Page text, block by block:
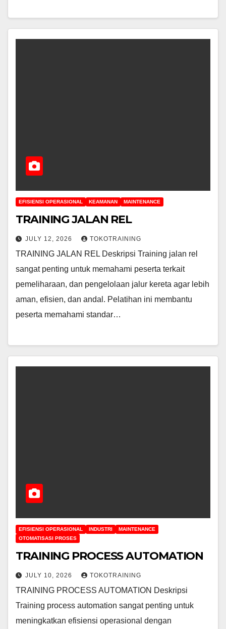
EFISIENSI OPERASIONAL KEAMANAN MAINTENANCE
TRAINING JALAN REL
JULY 12, 2026 TOKOTRAINING
TRAINING JALAN REL Deskripsi Training jalan rel
sangat penting untuk memahami peserta terkait
pemeliharaan, dan pengelolaan jalur kereta agar lebih
aman, efisien, dan andal. Pelatihan ini membantu
peserta memahami standar…
EFISIENSI OPERASIONAL INDUSTRI
MAINTENANCE
OTOMATISASI PROSES
TRAINING PROCESS AUTOMATION
JULY 10, 2026 TOKOTRAINING
TRAINING PROCESS AUTOMATION Deskripsi
Training process automation sangat penting untuk
meningkatkan efisiensi operasional dengan